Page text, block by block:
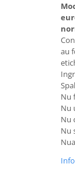
au
Nu
Nu
Nu
Nu